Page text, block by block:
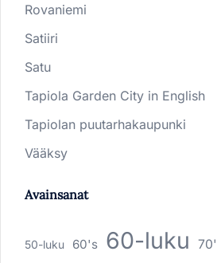
Rovaniemi
Satiiri
Satu
Tapiola Garden City in English
Tapiolan puutarhakaupunki
Vääksy
Avainsanat
50-luku 60's 60-luku